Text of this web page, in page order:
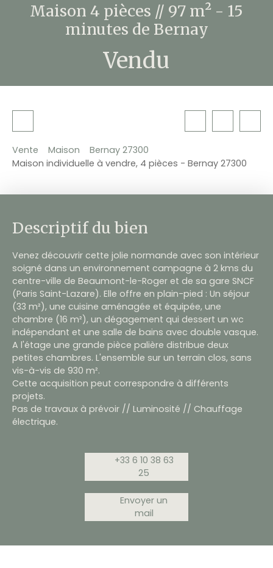
Maison 4 pièces // 97 m² - 15
minutes de Bernay
Vendu
Vente Maison
Bernay 27300
Maison individuelle à vendre, 4 pièces - Bernay 27300
Descriptif du bien
Venez découvrir cette jolie normande avec son intérieur
soigné dans un environnement campagne à 2 kms du
centre-ville de Beaumont-le-Roger et de sa gare SNCF
(Paris Saint-Lazare). Elle offre en plain-pied : Un séjour
(33 m²), une cuisine aménagée et équipée, une
chambre (16 m²), un dégagement qui dessert un wc
indépendant et une salle de bains avec double vasque.
A l'étage une grande pièce palière distribue deux
petites chambres. L'ensemble sur un terrain clos, sans
vis-à-vis de 930 m².
Cette acquisition peut correspondre à différents
projets.
Pas de travaux à prévoir // Luminosité // Chauffage
électrique.
+33 6 10 38 63
25
Envoyer un
mail